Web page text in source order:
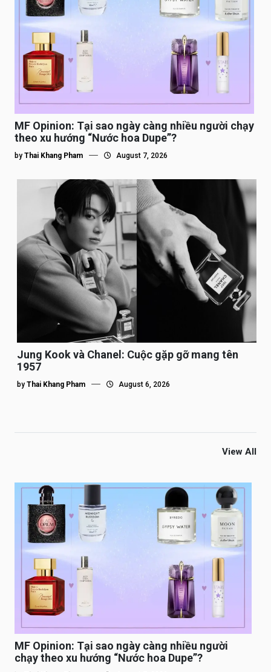
MF Opinion: Tại sao ngày càng nhiều người chạy
theo xu hướng “Nước hoa Dupe”?
by Thai Khang Pham August 7, 2026
Jung Kook và Chanel: Cuộc gặp gỡ mang tên
1957
by Thai Khang Pham August 6, 2026
View All
MF Opinion: Tại sao ngày càng nhiều người
chạy theo xu hướng “Nước hoa Dupe”?